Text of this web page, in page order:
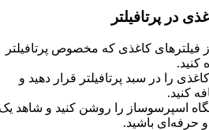
در پرتافیلتر
از فیلترهای کاغذی که مخصوص پرتافیلتر
کنید.
را در سبد پرتافیلتر قرار دهید و
کنید.
اسپرسوساز را روشن کنید و شاهد
باشید.